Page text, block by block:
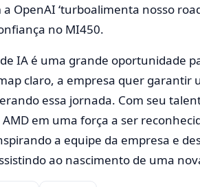
a OpenAI ‘turboalimenta nosso
no MI450.
IA é uma grande oportunidade
claro, a empresa quer garantir
essa jornada. Com seu
em uma força a ser
a equipe da empresa e
ao nascimento de uma